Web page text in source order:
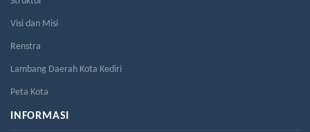
Visi dan Misi
Renstra
Lambang Daerah Kota Kediri
Peta Kota
INFORMASI